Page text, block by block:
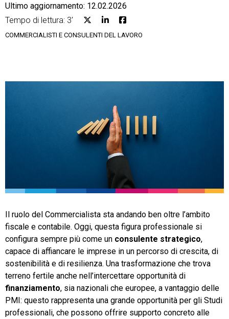
Ecommerce
Ultimo aggiornamento: 12.02.2026
Tempo di lettura: 3'
COMMERCIALISTI E CONSULENTI DEL LAVORO
Il ruolo del Commercialista sta andando ben oltre l’ambito
fiscale e contabile. Oggi, questa figura professionale si
configura sempre più come un consulente strategico,
capace di affiancare le imprese in un percorso di crescita, di
sostenibilità e di resilienza. Una trasformazione che trova
terreno fertile anche nell’intercettare opportunità di
finanziamento, sia nazionali che europee, a vantaggio delle
PMI: questo rappresenta una grande opportunità per gli Studi
professionali, che possono offrire supporto concreto alle